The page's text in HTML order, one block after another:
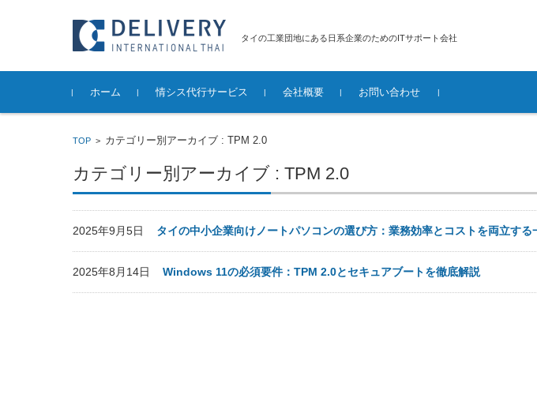
タイの工業団地にある日系企業のためのITサポート会社
コンテンツに移動
ホーム
情シス代行サービス 会社概要 お問い合わせ
TOP > カテゴリー別アーカイブ : TPM 2.0
カテゴリー別アーカイブ : TPM 2.0
2025年9月5日 タイの中小企業向けノートパソコンの選び方：業務効率とコストを両立する
2025年8月14日 Windows 11の必須要件：TPM 2.0とセキュアブートを徹底解説